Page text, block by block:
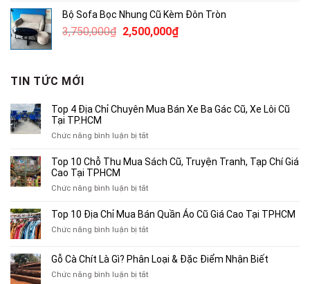
490,000₫.là:
300,000₫.
Bộ Sofa Bọc Nhung Cũ Kèm Đôn Tròn
3,750,000₫ Giá
2,500,000₫Giá
TIN TỨC MỚI
Top 4 Địa Chỉ Chuyên Mua Bán Xe Ba Gác Cũ, Xe Lôi Cũ
Tại TP.HCM
Chức năng bình luận bị tắtở
4
Bán
Xe
Cũ,
Xe
Top 10 Chỗ Thu Mua Sách Cũ, Truyện Tranh, Tạp Chí Giá
Cao Tại TPHCM
Chức năng bình luận bị tắtở
10
Thu
Sách
Top 10 Địa Chỉ Mua Bán Quần Áo Cũ Giá Cao Tại TPHCM
Chức năng bình luận bị tắtở
Địa
Chỉ
Gỗ Cà Chít Là Gì? Phân Loại & Đặc Điểm Nhận Biết
Chức năng bình luận bị tắtở